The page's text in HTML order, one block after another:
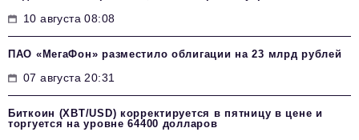
10 августа 08:08
ПАО «МегаФон» разместило облигации на 23 млрд рублей
07 августа 20:31
Биткоин (XBT/USD) корректируется в пятницу в цене и
торгуется на уровне 64400 долларов